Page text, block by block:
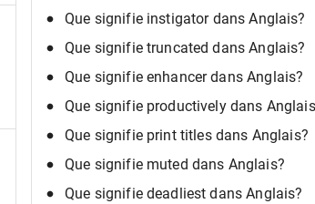
Que signifie instigator dans Anglais?
Que signifie truncated dans Anglais?
Que signifie enhancer dans Anglais?
Que signifie productively dans
Que signifie print titles dans Anglais?
Que signifie muted dans Anglais?
Que signifie deadliest dans Anglais?